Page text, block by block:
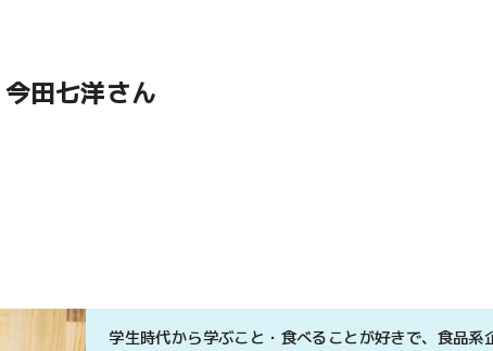
田七洋さん
学生時代から学ぶこと・食べることが好きで、食品系